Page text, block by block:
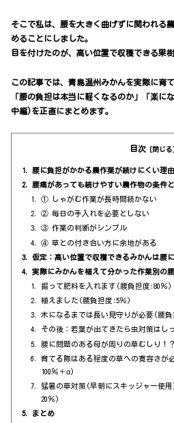
そこで私は、 腰を大きく曲げずに関われる
めることにしました。
目を付けたのが、 高い位置で収穫できる果
この記事では、青島温州みかんを実際に育
「腰の負担は本当に軽くなるのか」「楽に
中編)を正直にまとめます。
目次
腰に負担がかかる農作業が続けにくい理由
腰痛があっても続けやすい農作物の条件
① しゃがむ作業が長時間続かない
② 毎日の手入れを必要としない
③ 作業の判断がシンプル
④ 草との付き合い方に余地がある
仮定：高い位置で収穫できるみかんは腰
実際にみかんを植えて分かった作業別の
掘って肥料を入れます(腰負担度:80％)
植えました(腰負担度:5％)
木になるまでは長い見守りが必要(腰
その後：若葉が出てきたら虫対策はし
腰に問題のある母が周りの草むしり！
育てる際はある程度の草への寛容さが
100％＋α)
猛暑の草対策(早朝にスキッジャー使
20％)
まとめ